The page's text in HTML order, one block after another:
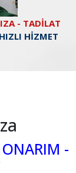
- TADİLAT
HİZMET
-